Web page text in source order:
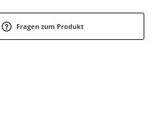
Fragen zum Produkt